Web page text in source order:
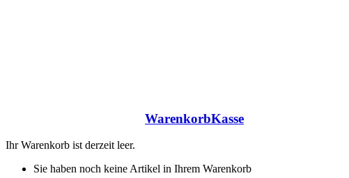
WarenkorbKasse
Ihr Warenkorb ist derzeit leer.
Sie haben noch keine Artikel in Ihrem Warenkorb